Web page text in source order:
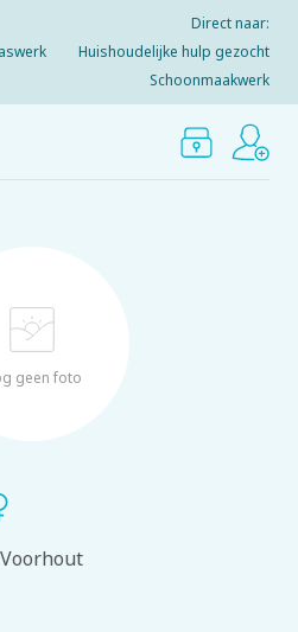
Direct naar:
Huishoudelijke hulp gezocht
Schoonmaakwerk
geen foto